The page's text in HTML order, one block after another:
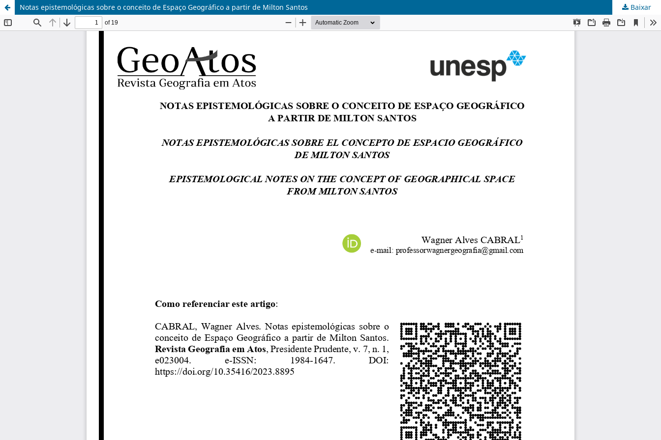
Notas epistemológicas sobre o conceito de Espaço Geográfico a partir de Milton Santos Baixar